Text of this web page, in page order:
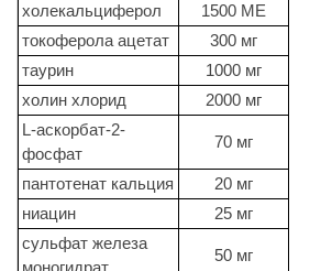
холекальциферол
1500 МЕ
токоферола ацетат
300 мг
таурин
1000 мг
холин хлорид
2000 мг
L-аскорбат-2-
фосфат
70 мг
пантотенат кальция
20 мг
ниацин
25 мг
сульфат железа
50 мг